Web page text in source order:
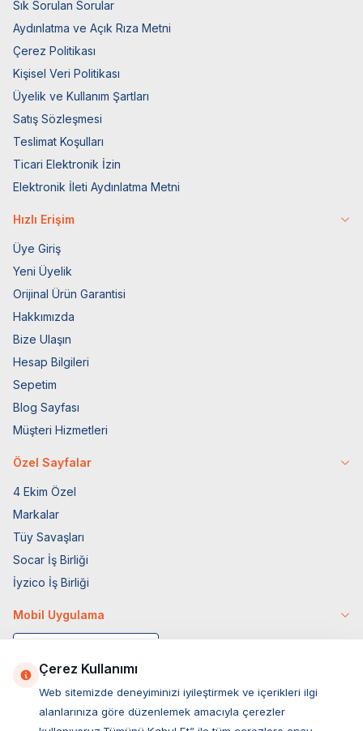
Sık Sorulan Sorular
Aydınlatma ve Açık Rıza Metni
Çerez Politikası
Kişisel Veri Politikası
Üyelik ve Kullanım Şartları
Satış Sözleşmesi
Teslimat Koşulları
Ticari Elektronik İzin
Elektronik İleti Aydınlatma Metni
Hızlı Erişim
Üye Giriş
Yeni Üyelik
Orijinal Ürün Garantisi
Hakkımızda
Bize Ulaşın
Hesap Bilgileri
Sepetim
Blog Sayfası
Müşteri Hizmetleri
Özel Sayfalar
4 Ekim Özel
Markalar
Tüy Savaşları
Socar İş Birliği
İyzico İş Birliği
Mobil Uygulama
Çerez Kullanımı
Web sitemizde deneyiminizi iyileştirmek ve içerikleri ilgi
alanlarınıza göre düzenlemek amacıyla çerezler